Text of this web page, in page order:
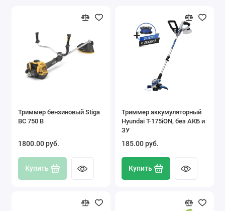
Триммер бензиновый Stiga
BC 750 B
1800.00 pуб.
Купить
Триммер аккумуляторный
Hyundai T-175iON, без АКБ и
ЗУ
185.00 pуб.
Купить